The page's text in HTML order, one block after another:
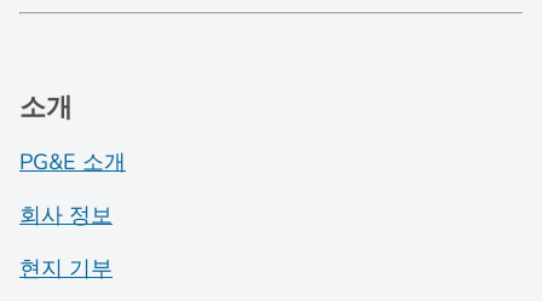
소개
PG&E 소개
회사 정보
현지 기부